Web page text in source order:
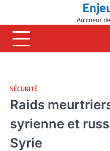
content
Au coeur
SÉCURITÉ
Raids
syrienne et
Syrie